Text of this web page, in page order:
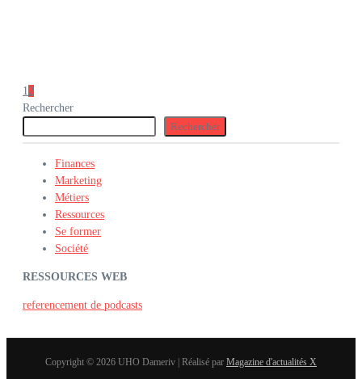
1 2
Rechercher
Rechercher
Finances
Marketing
Métiers
Ressources
Se former
Société
RESSOURCES WEB
referencement de podcasts
Copyright © 2026 UHO Dameriv | Réalisé par Magazine d'actualités X